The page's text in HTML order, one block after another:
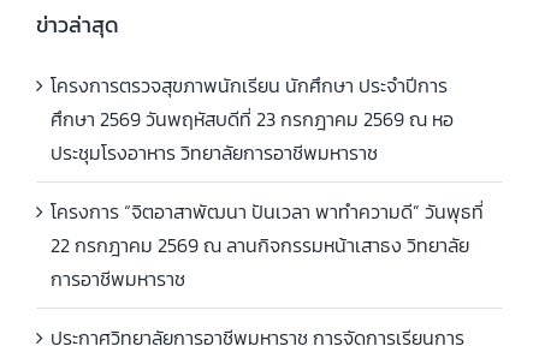
ข่าวล่าสุด
โครงการตรวจสุขภาพนักเรียน นักศึกษา ประจำปีการ
ศึกษา 2569 วันพฤหัสบดีที่ 23 กรกฎาคม 2569 ณ หอ
ประชุมโรงอาหาร วิทยาลัยการอาชีพมหาราช
โครงการ “จิตอาสาพัฒนา ปันเวลา พาทำความดี” วันพุธที่
22 กรกฎาคม 2569 ณ ลานกิจกรรมหน้าเสาธง วิทยาลัย
การอาชีพมหาราช
ประกาศวิทยาลัยการอาชีพมหาราช การจัดการเรียนการ